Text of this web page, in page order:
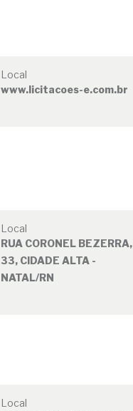
Local
www.licitacoes-e.com.br
Local
RUA CORONEL BEZERRA,
33, CIDADE ALTA -
NATAL/RN
Local